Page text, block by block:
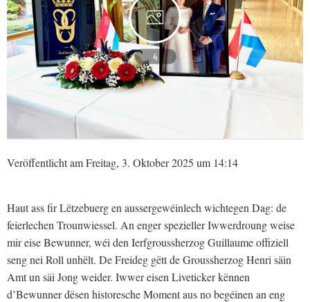
4
Veröffentlicht am Freitag, 3. Oktober 2025 um 14:14
Haut ass fir Lëtzebuerg en aussergewéinlech wichtegen Dag: de
feierlechen Trounwiessel. An enger spezieller Iwwerdroung weise
mir eise Bewunner, wéi den Ierfgroussherzog Guillaume offiziell
seng nei Roll unhëlt. De Freideg gëtt de Groussherzog Henri säin
Amt un säi Jong weider. Iwwer eisen Liveticker kënnen
d’Bewunner dësen historesche Moment aus no begéinen an eng